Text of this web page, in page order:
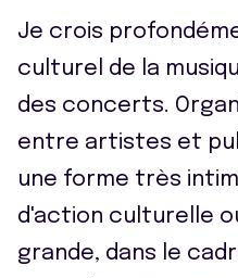
Je crois
culturel de la
des concerts.
entre artistes et
une forme très
d'action culturelle
grande, dans le